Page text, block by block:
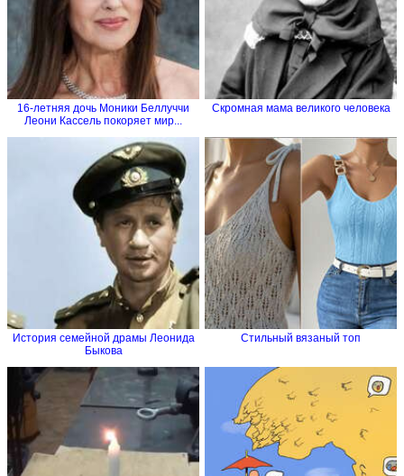
16-летняя дочь Моники Беллуччи
Леони Кассель покоряет мир...
Скромная мама великого человека
История семейной драмы Леонида
Быкова
Стильный вязаный топ